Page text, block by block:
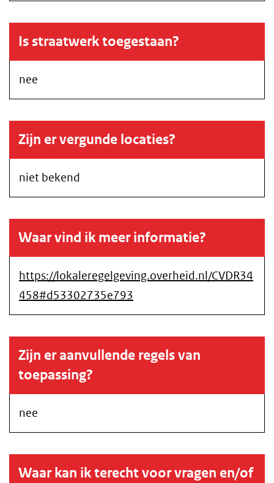
Is straatwerk toegestaan?
nee
Zijn er vergunde locaties?
niet bekend
Waar vind ik meer informatie?
https://lokaleregelgeving.overheid.nl/CVDR34
458#d53302735e793
Zijn er aanvullende regels van
toepassing?
nee
Waar kan ik terecht voor vragen en/of